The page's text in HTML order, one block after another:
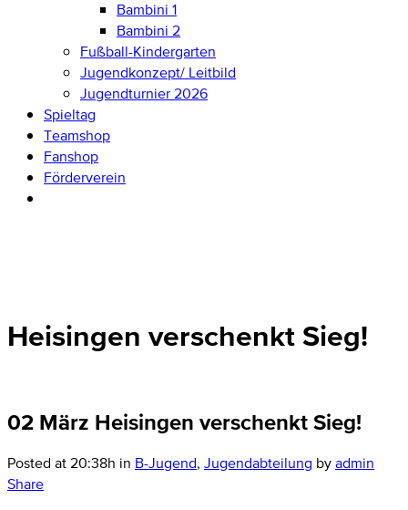
Bambini 1
Bambini 2
Fußball-Kindergarten
Jugendkonzept/ Leitbild
Jugendturnier 2026
Spieltag
Teamshop
Fanshop
Förderverein
Heisingen verschenkt Sieg!
02 März Heisingen verschenkt Sieg!
Posted at 20:38h in B-Jugend, Jugendabteilung byadmin
Share